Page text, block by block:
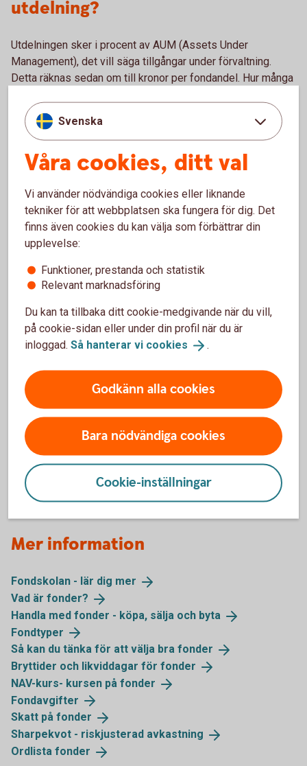
utdelning?
Utdelningen sker i procent av AUM (Assets Under
Management), det vill säga tillgångar under förvaltning.
Detta räknas sedan om till kronor per fondandel. Hur många
fond till fond.
Utdelning i Swedbank Roburs
fonder
Här ser du vilka av Swedbanks fonder som kan komma att
Corporate Bond Europe B
Corporate Bond Nordic High Yield B
Global High Dividend B
Obligation B
Stiftelsefond B (betalar alltid ut 5 procent)
Talenten Aktiefond Mega J
Talenten Räntefond Mega B
Global Trends J
Genomförda utdelningar
Mer information
Fondskolan - lär dig mer
Vad är fonder?
Handla med fonder - köpa, sälja och byta
Fondtyper
Så kan du tänka för att välja bra fonder
Bryttider och likviddagar för fonder
NAV-kurs- kursen på fonder
Fondavgifter
Skatt på fonder
Sharpekvot - riskjusterad avkastning
Ordlista fonder
Svenska
Våra cookies, ditt val
Vi använder nödvändiga cookies eller liknande
tekniker för att webbplatsen ska fungera för dig. Det
finns även cookies du kan välja som förbättrar din
upplevelse:
Funktioner, prestanda och statistik
Relevant marknadsföring
Du kan ta tillbaka ditt cookie-medgivande när du vill,
på cookie-sidan eller under din profil när du är
inloggad. Så hanterar vi cookies .
Godkänn alla cookies
Bara nödvändiga cookies
Cookie-inställningar